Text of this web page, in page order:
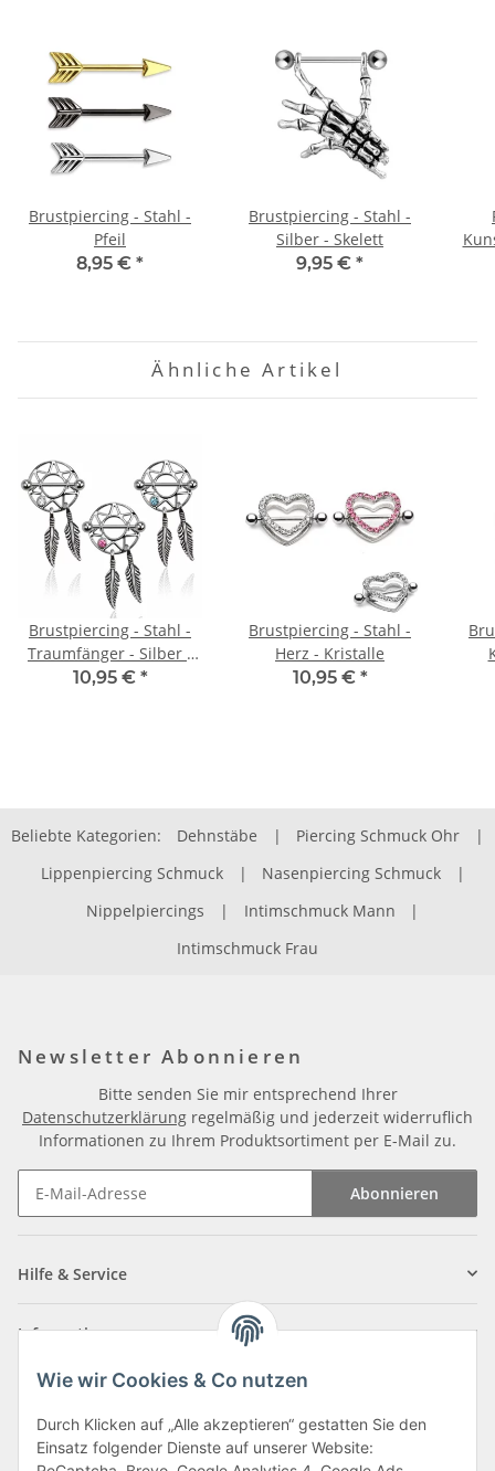
Wie wir Cookies & Co nutzen
Durch Klicken auf „Alle akzeptieren“ gestatten Sie den
Einsatz folgender Dienste auf unserer Website:
Brustpiercing - Stahl -
Pfeil
8,95 € *
Brustpiercing - Stahl -
Silber - Skelett
9,95 € *
Ähnliche Artikel
Brustpiercing - Stahl -
Traumfänger - Silber -
Kristall
10,95 € *
Brustpiercing - Stahl -
Herz - Kristalle
10,95 € *
Beliebte Kategorien: Dehnstäbe | Piercing Schmuck Ohr
|
Lippenpiercing Schmuck
| Nasenpiercing Schmuck
|
Nippelpiercings
| Intimschmuck Mann
|
Intimschmuck Frau
Newsletter Abonnieren
Bitte senden Sie mir entsprechend Ihrer
Datenschutzerklärung regelmäßig und jederzeit widerruflich
Informationen zu Ihrem Produktsortiment per E-Mail zu.
Abonnieren
Hilfe & Service
Informationen
Zahlungsarten